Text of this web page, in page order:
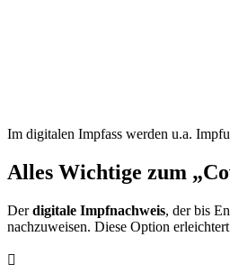
Im digitalen Impfass werden u.a.
Alles Wichtige zum
Derdigitale Impfnachweis, der bis
nachzuweisen. Diese Option